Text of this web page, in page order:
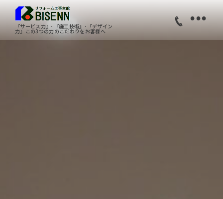
『サービス力』･『施工技術』･『デザイン
力』この3つの力のこだわりをお客様へ
•